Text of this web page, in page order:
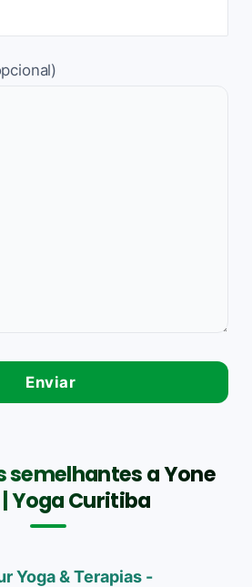
a Yone
Yoga Curitiba
Yoga & Terapias -